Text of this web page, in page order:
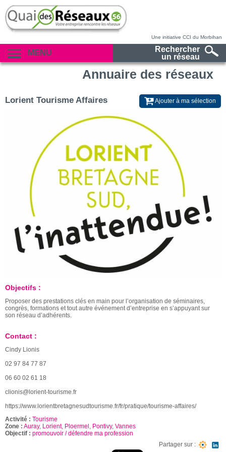
Une initiative CCI du Morbihan
MENU
Rechercher
un réseau
Annuaire des réseaux
Ajouter à ma sélection
Lorient Tourisme Affaires
Objectifs :
Proposer des prestations clés en main pour l’organisation de séminaires,
congrès, formations et tout autre événement d’entreprise en s’appuyant sur
son réseau d’adhérents.
Contact :
Cindy Lionis
02 97 84 77 87
06 60 02 61 18
clionis@lorient-tourisme.fr
https://www. lorientbretagnesudtourisme.fr/fr/pratique/tourisme-affaires/
Activité : Tourisme
Zone : Auray, Lorient, Ploermel , Pontivy, Vannes
Objectif : promouvoir / défendre ma profession
Partager sur :